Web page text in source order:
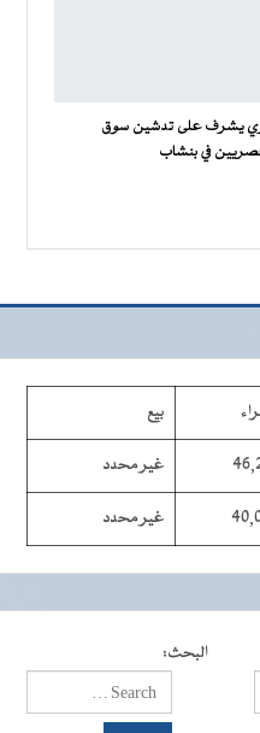
يشرف على تدشين سوق
في بنشاب
بيع
غير محدد
غير محدد
البحث: